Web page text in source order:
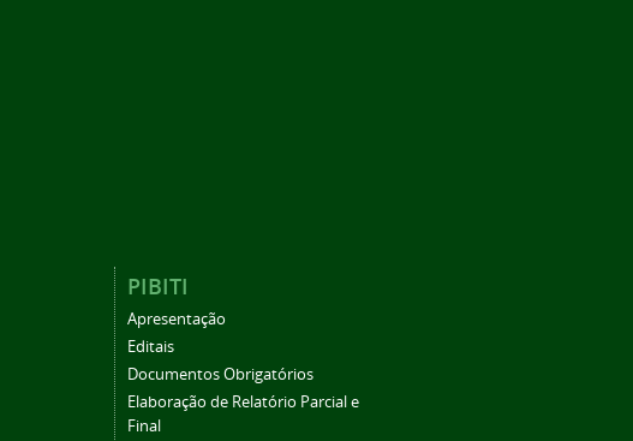
PIBITI
Apresentação
Editais
Documentos Obrigatórios
Elaboração de Relatório Parcial e
Final